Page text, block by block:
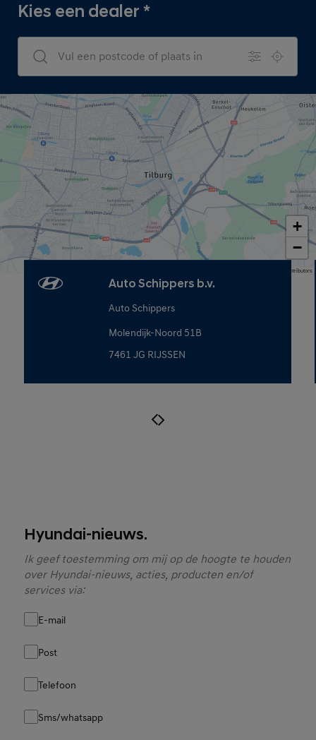
+
−
Map data © OpenStreetMap contributors
Kies een dealer*
Dealers Search
Auto Schippers b.v.
Auto Schippers
Molendijk-Noord 51B
7461 JG RIJSSEN
Hyundai-nieuws.
Ik geef toestemming om mij op de hoogte te houden
over Hyundai-nieuws, acties, producten en/of
services via:
E-mail
Post
Telefoon
Sms/whatsapp